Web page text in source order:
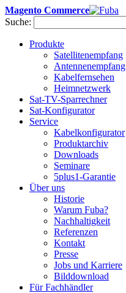
Magento Commerce
Suche:
Produkte
Satellitenempfang
Antennenempfang
Kabelfernsehen
Heimnetzwerk
Sat-TV-Sparrechner
Sat-Konfigurator
Service
Kabelkonfigurator
Produktarchiv
Downloads
Seminare
5plus1-Garantie
Über uns
Historie
Warum Fuba?
Nachhaltigkeit
Referenzen
Kontakt
Presse
Jobs und Karriere
Bilddownload
Für Fachhändler